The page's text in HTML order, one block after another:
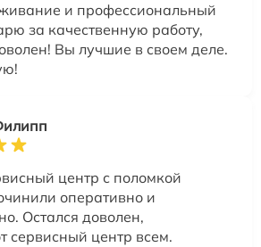
и профессиональный
за качественную работу,
Вы лучшие в своем деле.
центр с поломкой
оперативно и
Остался доволен,
сервисный центр всем.